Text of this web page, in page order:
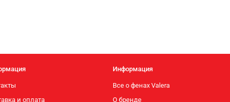
и оплата
Информация
Все о фенах Valera
О бренде